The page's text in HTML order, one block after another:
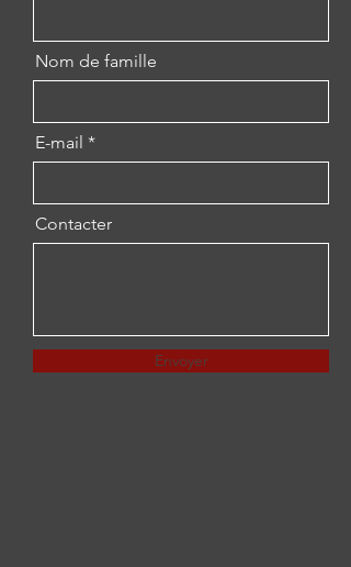
Nom de famille
E-mail
Contacter
Envoyer